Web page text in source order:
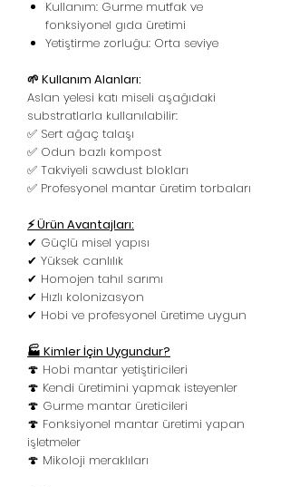
Kullanım: Gurme mutfak ve
fonksiyonel gıda üretimi
Yetiştirme zorluğu: Orta seviye
🌱 Kullanım Alanları:
Aslan yelesi katı miseli aşağıdaki
substratlarla kullanılabilir:
✅ Sert ağaç talaşı
✅ Odun bazlı kompost
✅ Takviyeli sawdust blokları
✅ Profesyonel mantar üretim torbaları
⚡ Ürün Avantajları:
✔ Güçlü misel yapısı
✔ Yüksek canlılık
✔ Homojen tahıl sarımı
✔ Hızlı kolonizasyon
✔ Hobi ve profesyonel üretime uygun
🏭 Kimler İçin Uygundur?
🍄 Hobi mantar yetiştiricileri
🍄 Kendi üretimini yapmak isteyenler
🍄 Gurme mantar üreticileri
🍄 Fonksiyonel mantar üretimi yapan
işletmeler
🍄 Mikoloji meraklıları